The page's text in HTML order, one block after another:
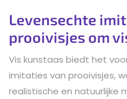
Levensechte
prooivisjes om
Vis kunstaas biedt het
imitaties van prooivisjes,
realistische en natuurlijke